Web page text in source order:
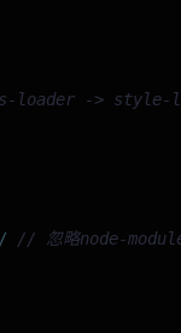
loader -> style-
/ // 忽略node-